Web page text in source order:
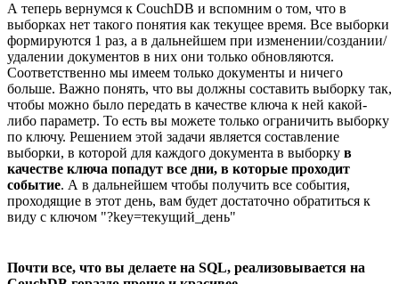
А теперь вернумся к CouchDB и вспомним о том, что в
выборках нет такого понятия как текущее время. Все выборки
формируются 1 раз, а в дальнейшем при изменении/создании/
удалении документов в них они только обновляются.
Соответственно мы имеем только документы и ничего
больше. Важно понять, что вы должны составить выборку так,
чтобы можно было передать в качестве ключа к ней какой-
либо параметр. То есть вы можете только ограничить выборку
по ключу. Решением этой задачи является составление
выборки, в которой для каждого документа в выборку в
качестве ключа попадут все дни, в которые проходит
событие. А в дальнейшем чтобы получить все события,
проходящие в этот день, вам будет достаточно обратиться к
виду с ключом "?key=текущий_день"
Почти все, что вы делаете на SQL, реализовывается на